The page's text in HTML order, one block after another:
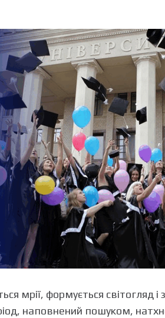
мрії, формується світогляд і
наповнений пошуком,